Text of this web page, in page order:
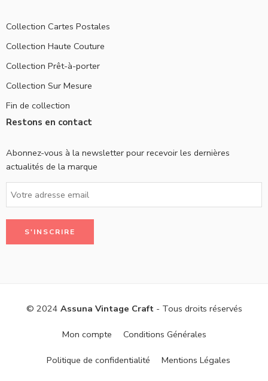
Collection Cartes Postales
Collection Haute Couture
Collection Prêt-à-porter
Collection Sur Mesure
Fin de collection
Restons en contact
Abonnez-vous à la newsletter pour recevoir les dernières
actualités de la marque
© 2024 Assuna Vintage Craft- Tous droits réservés
Mon compte Conditions Générales
Politique de confidentialité Mentions Légales